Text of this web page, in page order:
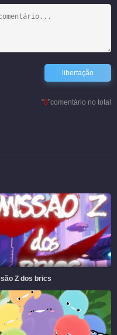
“0”comentário no total
Z dos brics